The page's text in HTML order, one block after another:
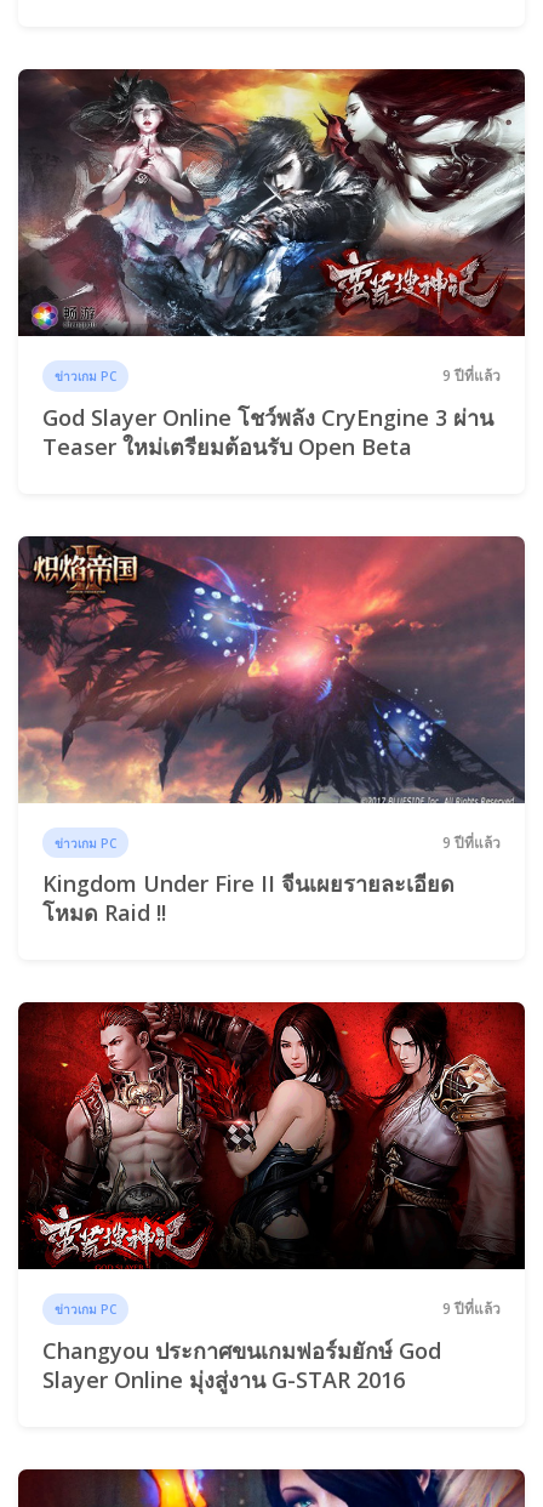
ข่าวเกม PC 9 ปีที่แล้ว
God Slayer Online โชว์พลัง CryEngine 3 ผ่าน
Teaser ใหม่เตรียมต้อนรับ Open Beta
ข่าวเกม PC 9 ปีที่แล้ว
Kingdom Under Fire II จีนเผยรายละเอียด
โหมด Raid !!
ข่าวเกม PC 9 ปีที่แล้ว
Changyou ประกาศขนเกมฟอร์มยักษ์ God
Slayer Online มุ่งสู่งาน G-STAR 2016